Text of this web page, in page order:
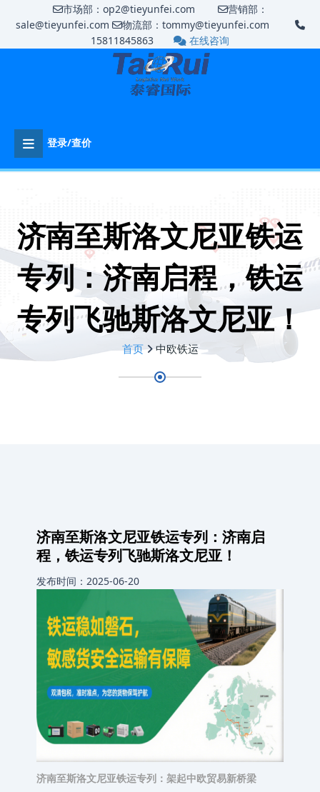
市场部：op2@tieyunfei.com
营销部：
sale@tieyunfei.com
物流部：tommy@tieyunfei.com
15811845863
在线咨询
登录/查价
济南至斯洛文尼亚铁运
专列‌：济南启程，铁运
专列飞驰斯洛文尼亚！
首页 中欧铁运
济南至斯洛文尼亚铁运专列‌：济南启
程，铁运专列飞驰斯洛文尼亚！
发布时间：2025-06-20
济南至斯洛文尼亚铁运专列：架起中欧贸易新桥梁​